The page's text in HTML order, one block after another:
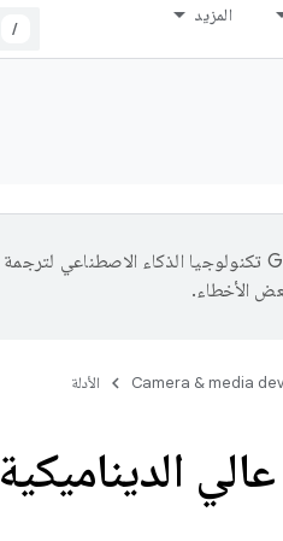
المزيد
/
تستخدم Google تكنولوجيا الذكاء الاصطناعي لترجمة
الأخطاء.
Camera & media الأدلة
الديناميكية